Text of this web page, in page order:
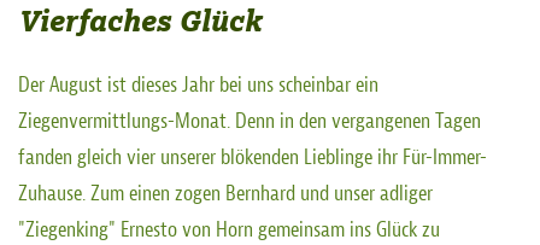
Vierfaches Glück
Der August ist dieses Jahr bei uns scheinbar ein
Ziegenvermittlungs-Monat. Denn in den vergangenen Tagen
fanden gleich vier unserer blökenden Lieblinge ihr Für-Immer-
Zuhause. Zum einen zogen Bernhard und unser adliger
"Ziegenking" Ernesto von Horn gemeinsam ins Glück zu